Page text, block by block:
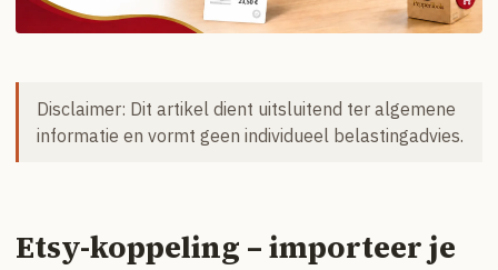
Disclaimer: Dit artikel dient uitsluitend ter algemene
informatie en vormt geen individueel belastingadvies.
Etsy-koppeling – importeer je